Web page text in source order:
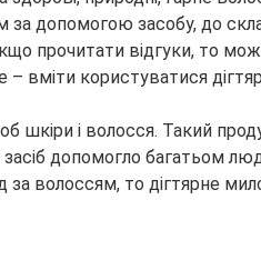
за допомогою засобу, до
прочитати відгуки, то
вміти користуватися
шкіри і волосся. Такий
допомогло багатьом
волоссям, то дігтярне